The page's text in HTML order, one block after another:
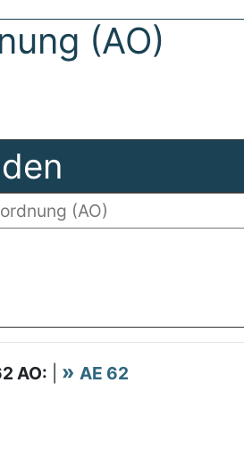
(AO)
AO:
AE 62